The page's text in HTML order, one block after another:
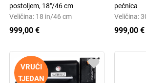
postoljem, 18"/46 cm
Veličina: 18 in/46 cm
999,00 €
pećnica
Veličina:
999,00 €
VRUĆI
TJEDAN